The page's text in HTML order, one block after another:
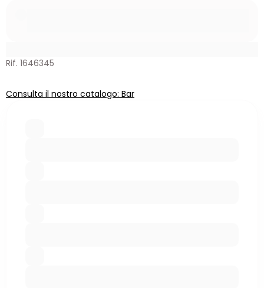
Rif. 1646345
Consulta il nostro catalogo: Bar